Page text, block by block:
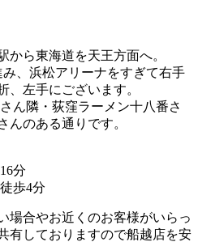
から東海道を天王方面へ。
、浜松アリーナをすぎて右手
、左手にございます。
ん隣・荻窪ラーメン十八番さ
んのある通りです。
分
歩4分
場合やお近くのお客様がいらっ
有しておりますので船越店を安